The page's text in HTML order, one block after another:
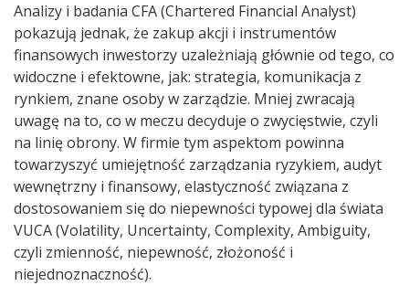
Analizy i badania CFA (Chartered Financial Analyst)
pokazują jednak, że zakup akcji i instrumentów
finansowych inwestorzy uzależniają głównie od tego, co
widoczne i efektowne, jak: strategia, komunikacja z
rynkiem, znane osoby w zarządzie. Mniej zwracają
uwagę na to, co w meczu decyduje o zwycięstwie, czyli
na linię obrony. W firmie tym aspektom powinna
towarzyszyć umiejętność zarządzania ryzykiem, audyt
wewnętrzny i finansowy, elastyczność związana z
dostosowaniem się do niepewności typowej dla świata
VUCA (Volatility, Uncertainty, Complexity, Ambiguity,
czyli zmienność, niepewność, złożoność i
niejednoznaczność).